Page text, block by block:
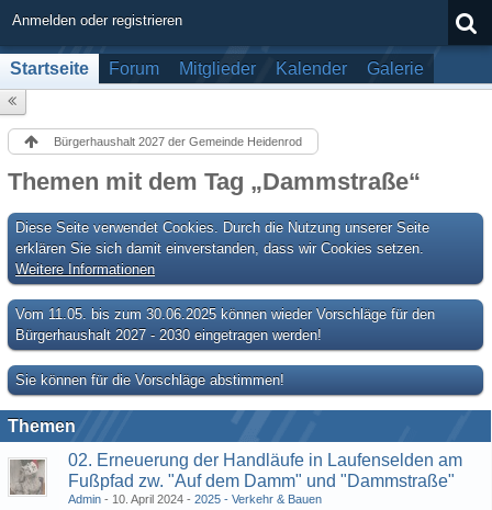
Anmelden oder registrieren
Startseite Forum Mitglieder Kalender Galerie
Bürgerhaushalt 2027 der Gemeinde Heidenrod
Themen mit dem Tag „Dammstraße“
Diese Seite verwendet Cookies. Durch die Nutzung unserer Seite
erklären Sie sich damit einverstanden, dass wir Cookies setzen.
Weitere Informationen
Vom 11.05. bis zum 30.06.2025 können wieder Vorschläge für den
Bürgerhaushalt 2027 - 2030 eingetragen werden!
Sie können für die Vorschläge abstimmen!
Themen
02. Erneuerung der Handläufe in Laufenselden am
Fußpfad zw. "Auf dem Damm" und "Dammstraße"
Admin 10. April 2024 2025 - Verkehr & Bauen